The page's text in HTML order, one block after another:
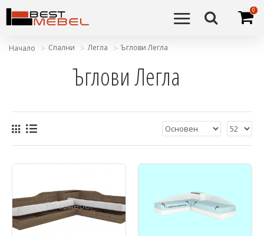
0
Начало Спални Легла Ъглови Легла
Ъглови Легла